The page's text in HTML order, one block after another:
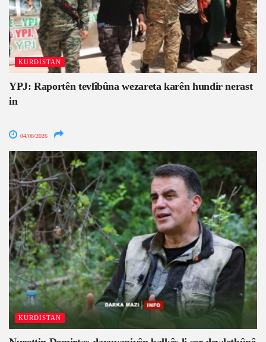
KURDISTAN
YPJ: Raportên tevlîbûna wezareta karên hundir nerast
in
04/08/2026
KURDISTAN